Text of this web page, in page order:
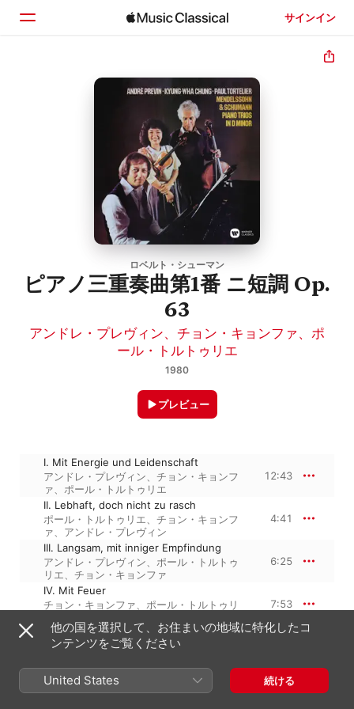
サインイン
ロベルト・シューマン
ピアノ三重奏曲第1番 ニ短調 Op.
63
アンドレ・プレヴィン、 チョン・キョンファ 、 ポ
ール・トルトゥリエ
1980
プレビュー
I. Mit Energie und Leidenschaft
アンドレ・プレヴィン
チョン・キョンフ
ァ
ポール・トルトゥリエ
12:43
II. Lebhaft, doch nicht zu rasch
ポール・トルトゥリエ
チョン・キョンフ
ァ
アンドレ・プレヴィン
4:41
III. Langsam, mit inniger Empfindung
アンドレ・プレヴィン
ポール・トルトゥ
リエ
チョン・キョンファ
6:25
IV. Mit Feuer
チョン・キョンファ
ポール・トルトゥリ
7:53
1980年1月1日
4トラック、31分
℗ 1980 Parlophone Records Limited, a Warner Music Group
他の国を選択して、お住まいの地域に特化したコ
ンテンツをご覧ください
United States 続ける